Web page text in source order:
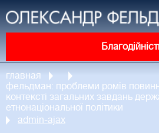
главная
фельдман: проблеми ромів
контексті загальних завдань
етнонаціональної політики
admin-ajax